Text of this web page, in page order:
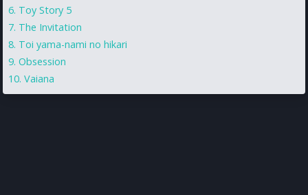
Toy Story 5
The Invitation
Toi yama-nami no hikari
Obsession
Vaiana